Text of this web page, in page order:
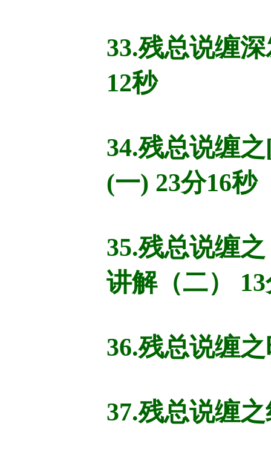
33.残总说缠
12秒
34.残总说缠
(一) 23分16秒
35.残总说缠
讲解（二）
36.残总说缠
37.残总说缠